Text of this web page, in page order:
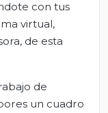
con tus
virtual,
de esta
de
un cuadro